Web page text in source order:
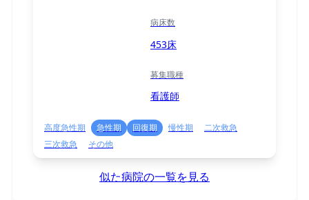
病床数
453床
募集職種
看護師
高度急性期 急性期 回復期 慢性期
二次救急
三次救急
その他
似た病院の一覧を見る